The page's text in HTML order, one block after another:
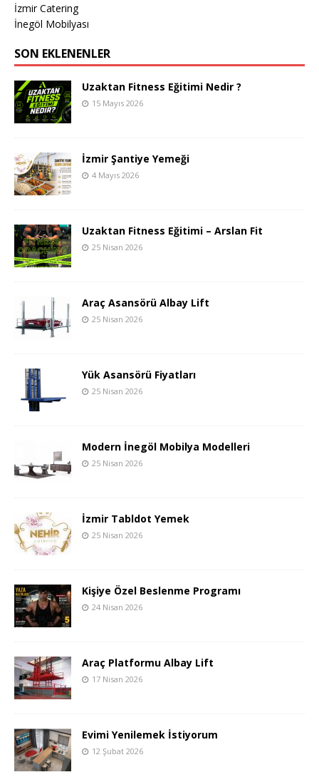
İzmir Catering
İnegöl Mobilyası
SON EKLENENLER
Uzaktan Fitness Eğitimi Nedir ?
15 Mayıs 2026
İzmir Şantiye Yemeği
4 Mayıs 2026
Uzaktan Fitness Eğitimi – Arslan Fit
25 Nisan 2026
Araç Asansörü Albay Lift
25 Nisan 2026
Yük Asansörü Fiyatları
25 Nisan 2026
Modern İnegöl Mobilya Modelleri
25 Nisan 2026
İzmir Tabldot Yemek
25 Nisan 2026
Kişiye Özel Beslenme Programı
24 Nisan 2026
Araç Platformu Albay Lift
17 Nisan 2026
Evimi Yenilemek İstiyorum
12 Şubat 2026